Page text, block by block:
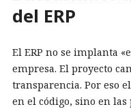
del ERP
El ERP no se implanta
empresa. El proyecto
transparencia. Por eso
en el código, sino en las